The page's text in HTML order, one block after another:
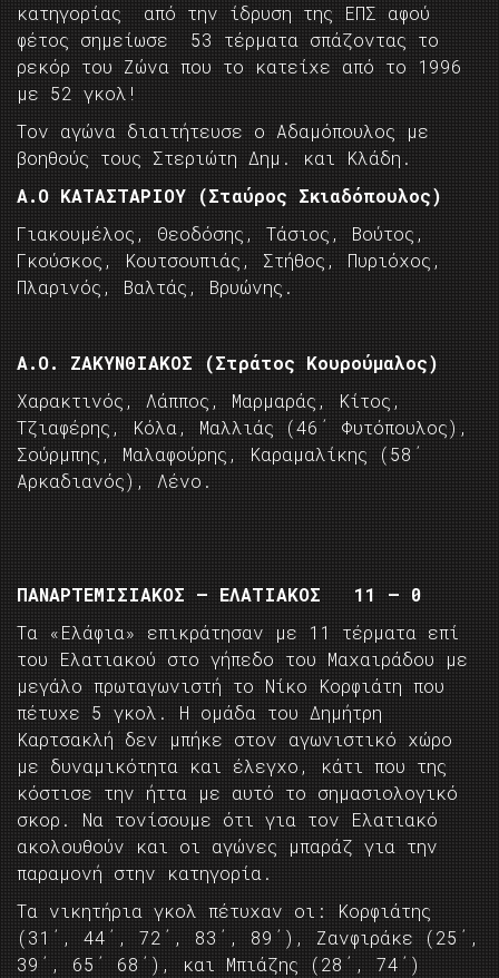
κατηγορίας από την ίδρυση της ΕΠΣ αφού
φέτος σημείωσε 53 τέρματα σπάζοντας το
ρεκόρ του Ζώνα που το κατείχε από το 1996
με 52 γκολ!
Τον αγώνα διαιτήτευσε ο Αδαμόπουλος με
βοηθούς τους Στεριώτη Δημ. και Κλάδη.
Α.Ο ΚΑΤΑΣΤΑΡΙΟΥ (Σταύρος Σκιαδόπουλος)
Γιακουμέλος, Θεοδόσης, Τάσιος, Βούτος,
Γκούσκος, Κουτσουπιάς, Στήθος, Πυριόχος,
Πλαρινός, Βαλτάς, Βρυώνης.
Α.Ο. ΖΑΚΥΝΘΙΑΚΟΣ (Στράτος Κουρούμαλος)
Χαρακτινός, Λάππος, Μαρμαράς, Κίτος,
Τζιαφέρης, Κόλα, Μαλλιάς (46΄ Φυτόπουλος),
Σούρμπης, Μαλαφούρης, Καραμαλίκης (58΄
Αρκαδιανός), Λένο.
ΠΑΝΑΡΤΕΜΙΣΙΑΚΟΣ – ΕΛΑΤΙΑΚΟΣ 11 – 0
Τα «Ελάφια» επικράτησαν με 11 τέρματα επί
του Ελατιακού στο γήπεδο του Μαχαιράδου με
μεγάλο πρωταγωνιστή το Νίκο Κορφιάτη που
πέτυχε 5 γκολ. Η ομάδα του Δημήτρη
Καρτσακλή δεν μπήκε στον αγωνιστικό χώρο
με δυναμικότητα και έλεγχο, κάτι που της
κόστισε την ήττα με αυτό το σημασιολογικό
σκορ. Να τονίσουμε ότι για τον Ελατιακό
ακολουθούν και οι αγώνες μπαράζ για την
παραμονή στην κατηγορία.
Τα νικητήρια γκολ πέτυχαν οι: Κορφιάτης
(31΄, 44΄, 72΄, 83΄, 89΄), Ζανφιράκε (25΄,
39΄, 65΄ 68΄), και Μπιάζης (28΄, 74΄)